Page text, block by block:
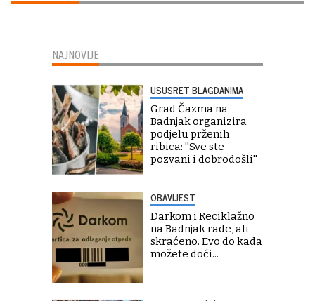
NAJNOVIJE
USUSRET BLAGDANIMA
Grad Čazma na
Badnjak organizira
podjelu prženih
ribica: ''Sve ste
pozvani i dobrodošli''
OBAVIJEST
Darkom i Reciklažno
na Badnjak rade, ali
skraćeno. Evo do kada
možete doći...